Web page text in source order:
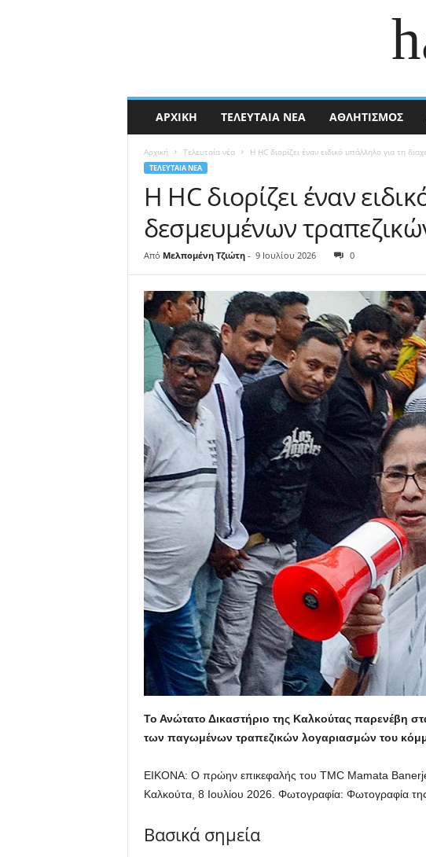
ΑΡΧΙΚΉ ΤΕΛΕΥΤΑΊΑ ΝΈΑ ΑΘΛΗΤΙΣΜΟΣ
Αρχική Τελευταία νέα Η HC διορίζει έναν ειδικό υπάλληλο για τη
ΤΕΛΕΥΤΑΊΑ ΝΈΑ
Η HC διορίζει έναν
δεσμευμένων
Από Μελπομένη Τζιώτη - 9 Ιουλίου 2026 0
Το Ανώτατο Δικαστήριο της Καλκούτας παρενέβη
των παγωμένων τραπεζικών λογαριασμών του
ΕΙΚΟΝΑ: Ο πρώην επικεφαλής του TMC Mamata
Καλκούτα, 8 Ιουλίου 2026. Φωτογραφία: Φωτογραφία
Βασικά σημεία